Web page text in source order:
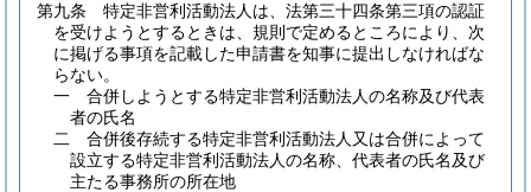
第九条
特定非営利活動法人は、法第三十四条第三項の認証
を受けようとするときは、規則で定めるところにより、次
に掲げる事項を記載した申請書を知事に提出しなければな
らない。
一
合併しようとする特定非営利活動法人の名称及び代表
者の氏名
二
合併後存続する特定非営利活動法人又は合併によって
設立する特定非営利活動法人の名称、代表者の氏名及び
主たる事務所の所在地